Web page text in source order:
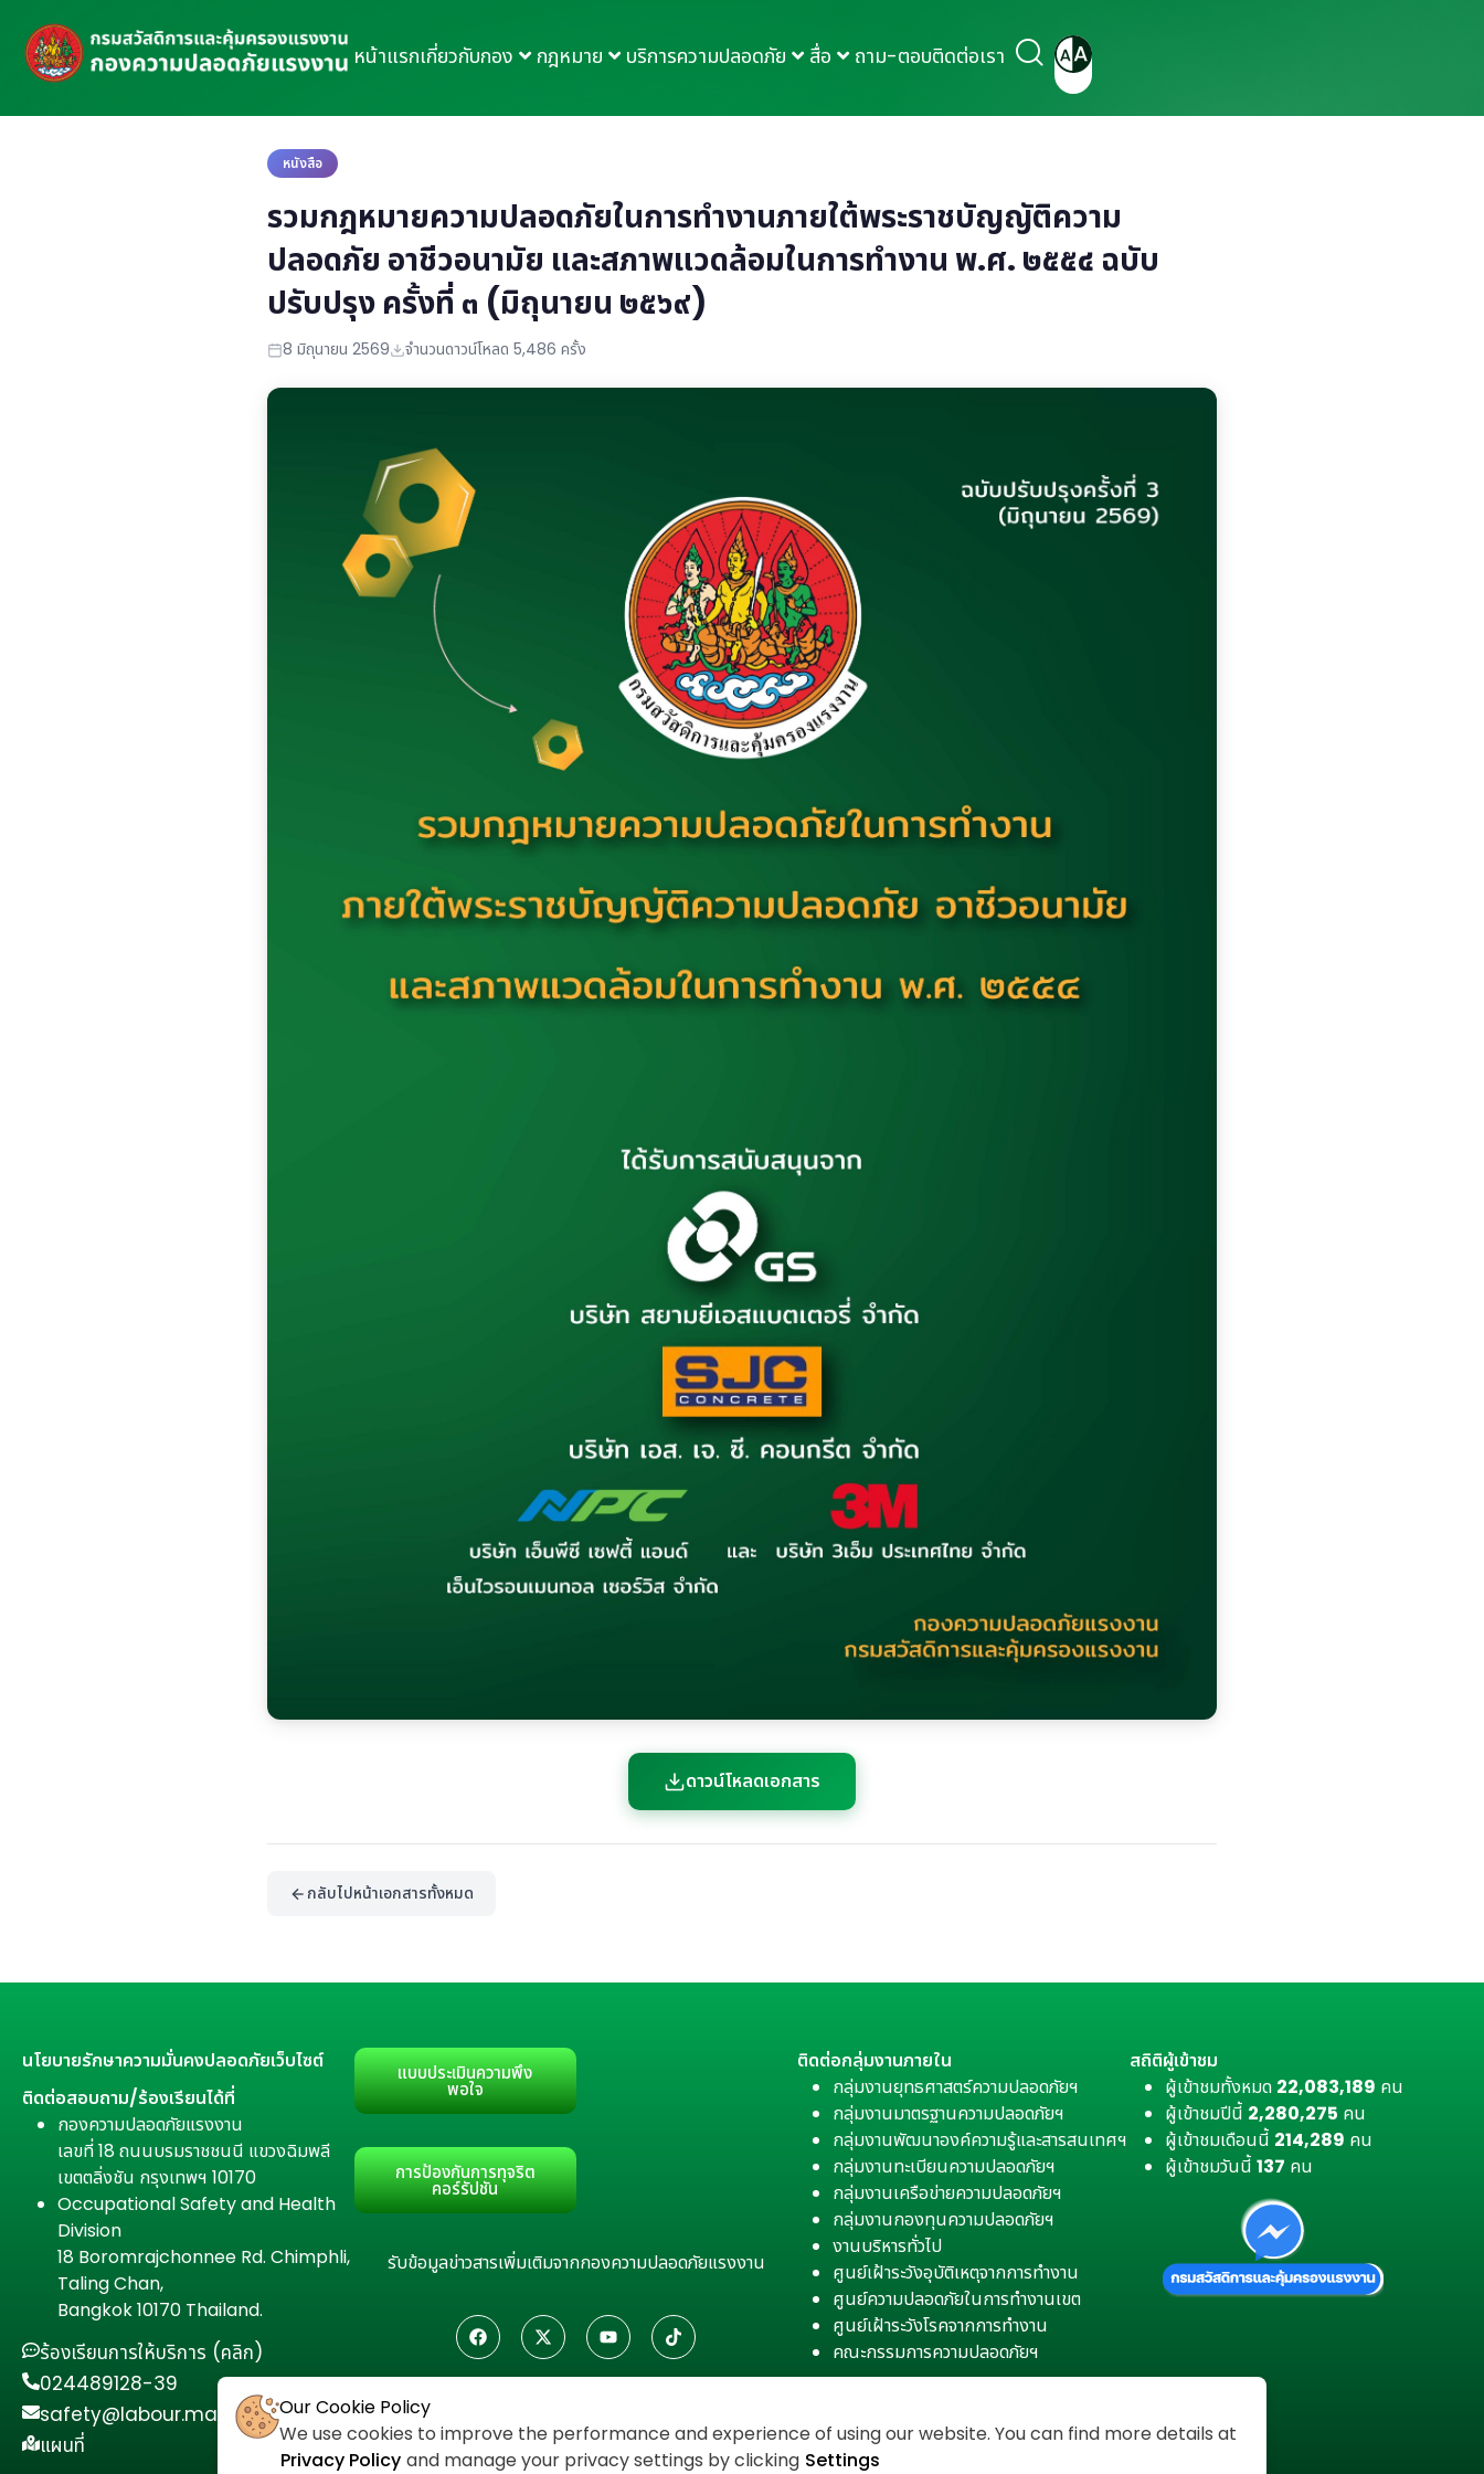
หน้าแรกเกี่ยวกับกอง กฎหมาย บริการความปลอดภัย สื่อ ถาม-ตอบติดต่อเรา
หนังสือ
รวมกฎหมายความปลอดภัยในการทำงานภายใต้พระราชบัญญัติความ
ปลอดภัย อาชีวอนามัย และสภาพแวดล้อมในการทำงาน พ.ศ. ๒๕๕๔ ฉบับ
ปรับปรุง ครั้งที่ ๓ (มิถุนายน ๒๕๖๙)
8 มิถุนายน 2569 จำนวนดาวน์โหลด 5,486 ครั้ง
ดาวน์โหลดเอกสาร
กลับไปหน้าเอกสารทั้งหมด
นโยบายรักษาความมั่นคงปลอดภัยเว็บไซต์
ติดต่อสอบถาม/ร้องเรียนได้ที่
กองความปลอดภัยแรงงาน
เลขที่ 18 ถนนบรมราชชนนี แขวงฉิมพลี
เขตตลิ่งชัน กรุงเทพฯ 10170
Occupational Safety and Health
Division
18 Boromrajchonnee Rd. Chimphli,
Taling Chan,
Bangkok 10170 Thailand.
ร้องเรียนการให้บริการ (คลิก)
024489128-39
safety@labour.mail.go.th
แผนที่
แบบประเมินความพึง
พอใจ
การป้องกันการทุจริต
คอร์รัปชัน
รับข้อมูลข่าวสารเพิ่มเติมจากกองความปลอดภัยแรงงาน
ติดต่อกลุ่มงานภายใน
กลุ่มงานยุทธศาสตร์ความปลอดภัยฯ
กลุ่มงานมาตรฐานความปลอดภัยฯ
กลุ่มงานพัฒนาองค์ความรู้และสารสนเทศฯ
กลุ่มงานทะเบียนความปลอดภัยฯ
กลุ่มงานเครือข่ายความปลอดภัยฯ
กลุ่มงานกองทุนความปลอดภัยฯ
งานบริหารทั่วไป
ศูนย์เฝ้าระวังอุบัติเหตุจากการทำงาน
ศูนย์ความปลอดภัยในการทำงานเขต
ศูนย์เฝ้าระวังโรคจากการทำงาน
คณะกรรมการความปลอดภัยฯ
สถิติผู้เข้าชม
ผู้เข้าชมทั้งหมด 22,083,189 คน
ผู้เข้าชมปีนี้ 2,280,275 คน
ผู้เข้าชมเดือนนี้ 214,289 คน
ผู้เข้าชมวันนี้137 คน
Our Cookie Policy
We use cookies to improve the performance and experience of using our website. You can find more details at
Privacy Policy and manage your privacy settings by clicking Settings